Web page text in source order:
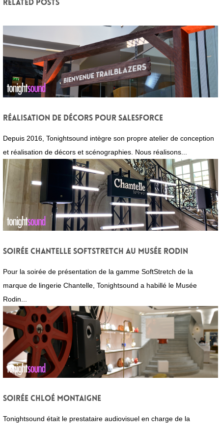
Related posts
Réalisation de décors pour Salesforce
Depuis 2016, Tonightsound intègre son propre atelier de conception
et réalisation de décors et scénographies. Nous réalisons...
Soirée Chantelle SoftStretch au Musée Rodin
Pour la soirée de présentation de la gamme SoftStretch de la
marque de lingerie Chantelle, Tonightsound a habillé le Musée
Rodin...
Soirée Chloé Montaigne
Tonightsound était le prestataire audiovisuel en charge de la